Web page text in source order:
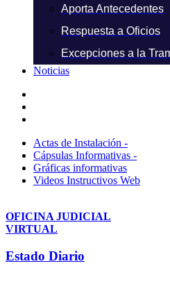
Aporta Antecedentes
Respuesta a Oficios
Excepciones a la
Noticias
Actas de Instalación -
Cápsulas Informativas -
Gráficas informativas
Videos Instructivos Web
OFICINA JUDICIAL
VIRTUAL
Estado Diario